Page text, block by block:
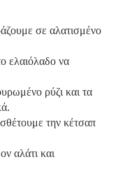
σε αλατισμένο
ελαιόλαδο να
ρύζι και τα
την κέτσαπ
αλάτι και